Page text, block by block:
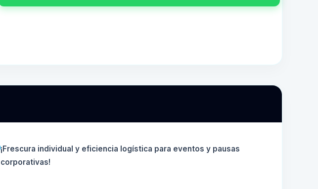
¡Frescura individual y eficiencia logística para eventos y pausas
corporativas!